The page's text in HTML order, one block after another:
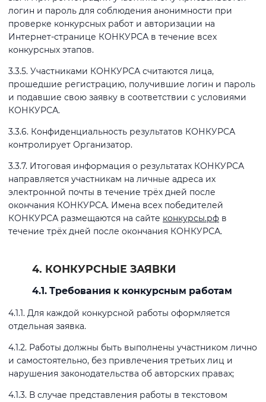
логин и пароль для соблюдения анонимности при
проверке конкурсных работ и авторизации на
Интернет-странице КОНКУРСА в течение всех
конкурсных этапов.
3.3.5. Участниками КОНКУРСА считаются лица,
прошедшие регистрацию, получившие логин и пароль
и подавшие свою заявку в соответствии с условиями
КОНКУРСА.
3.3.6. Конфиденциальность результатов КОНКУРСА
контролирует Организатор.
3.3.7. Итоговая информация о результатах КОНКУРСА
направляется участникам на личные адреса их
электронной почты в течение трёх дней после
окончания КОНКУРСА. Имена всех победителей
КОНКУРСА размещаются на сайте конкурсы.рф в
течение трёх дней после окончания КОНКУРСА.
4. КОНКУРСНЫЕ ЗАЯВКИ
4.1. Требования к конкурсным работам
4.1.1. Для каждой конкурсной работы оформляется
отдельная заявка.
4.1.2. Работы должны быть выполнены участником лично
и самостоятельно, без привлечения третьих лиц и
нарушения законодательства об авторских правах;
4.1.3. В случае представления работы в текстовом